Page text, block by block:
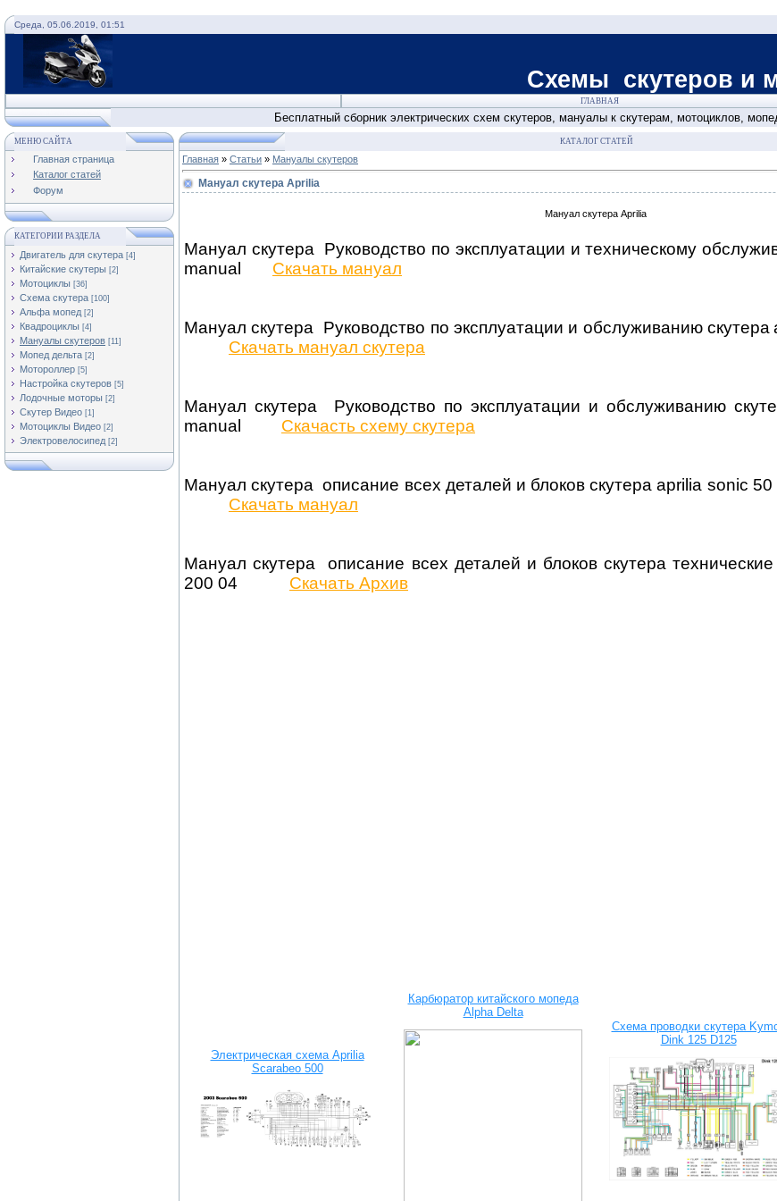
Среда, 05.06.2019, 01:51
Схемы скутеров и
ГЛАВНАЯ
Бесплатный сборник электрических схем скутеров, мануалы к скутерам, мотоциклов,
МЕНЮ САЙТА
Главная страница
Каталог статей
Форум
КАТЕГОРИИ РАЗДЕЛА
Двигатель для скутера [4]
Китайские скутеры [2]
Мотоциклы [36]
Cхема скутера [100]
Альфа мопед [2]
Квадроциклы [4]
Мануалы скутеров [11]
Мопед дельта [2]
Мотороллер [5]
Настройка скутеров [5]
Лодочные моторы [2]
Скутер Видео [1]
Мотоциклы Видео [2]
Электровелосипед [2]
КАТАЛОГ СТАТЕЙ
Главная » Статьи » Мануалы скутеров
Мануал скутера Aprilia
Мануал скутера Aprilia
Мануал скутера Руководство по эксплуатации и техническому
manual
Скачать мануал
Мануал скутера Руководство по эксплуатации и обслуживанию скутера
Скачать мануал скутера
Мануал скутера Руководство по эксплуатации и обслуживанию
manual Скачасть схему скутера
Мануал скутера описание всех деталей и блоков скутера
Скачать мануал
Мануал скутера описание всех деталей и блоков скутера
200 04
Скачать Архив
Электрическая схема Aprilia
Scarabeo 500
Карбюратор китайского мопеда
Alpha Delta
Схема проводки скутера
Dink 125 D125